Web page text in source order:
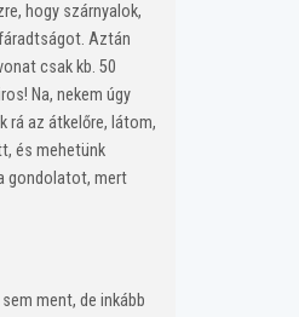
hogy szárnyalok,
Aztán
csak kb. 50
Na, nekem úgy
rá az átkelőre, látom,
és mehetünk
gondolatot, mert
ment, de inkább